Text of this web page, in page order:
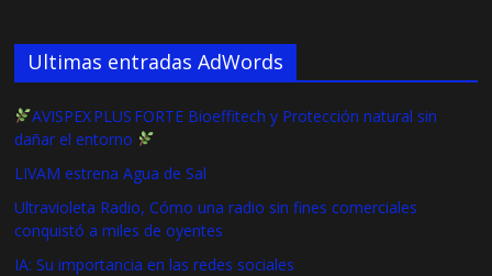
Ultimas entradas AdWords
AVISPEX PLUS FORTE Bioeffitech y Protección natural sin
dañar el entorno
LIVAM estrena Agua de Sal
Ultravioleta Radio, Cómo una radio sin fines comerciales
conquistó a miles de oyentes
IA: Su importancia en las redes sociales